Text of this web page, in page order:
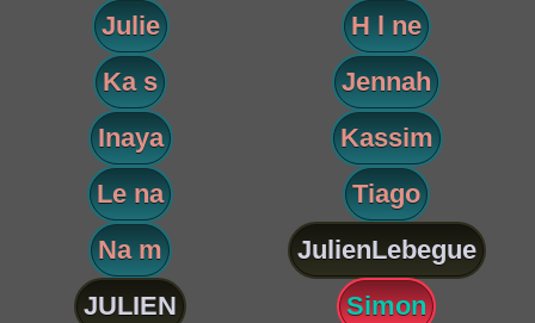
Julie
H l ne
Ka s
Jennah
Inaya
Kassim
Le na
Tiago
Na m
JulienLebegue
JULIEN
Simon